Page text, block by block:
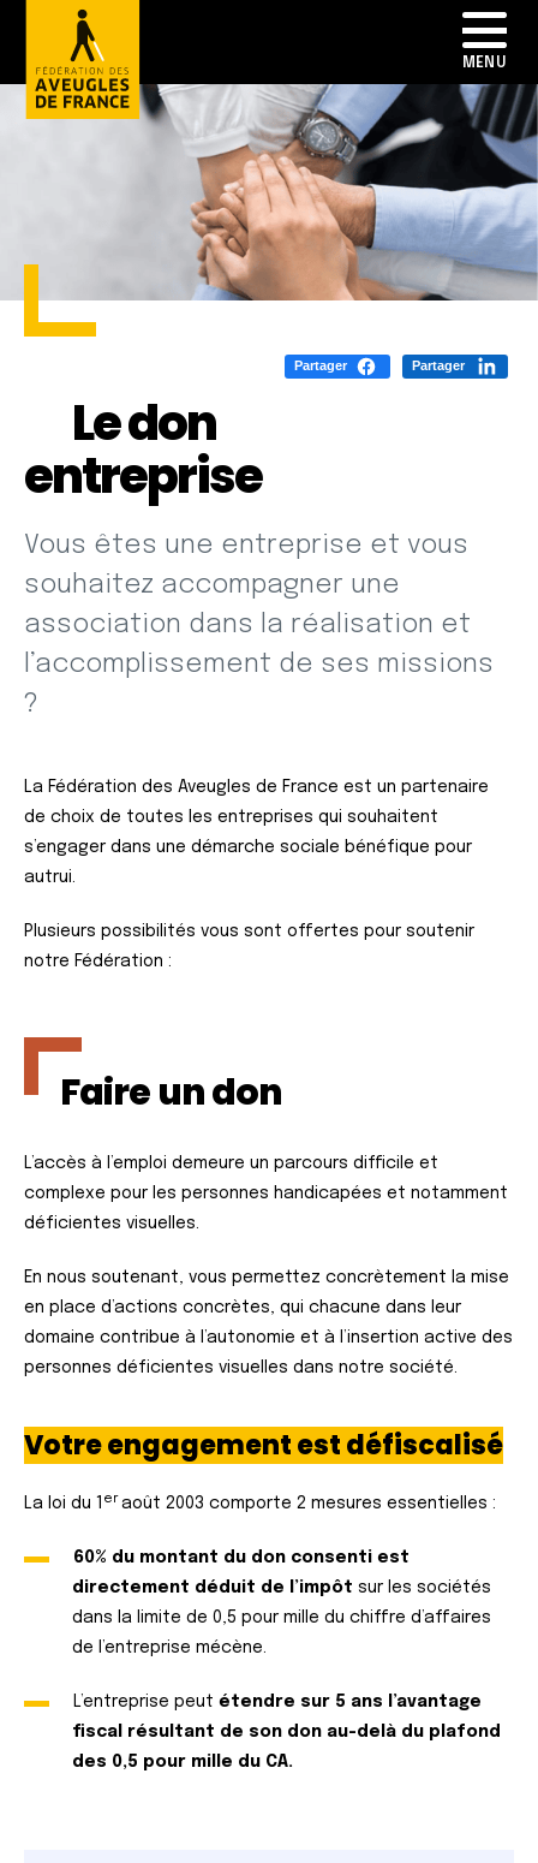
Partager Partager
Le don
entreprise
Vous êtes une entreprise et vous
souhaitez accompagner une
association dans la réalisation et
l’accomplissement de ses missions
?
La Fédération des Aveugles de France est un partenaire
de choix de toutes les entreprises qui souhaitent
s’engager dans une démarche sociale bénéfique pour
autrui.
Plusieurs possibilités vous sont offertes pour soutenir
notre Fédération :
Faire un don
L’accès à l’emploi demeure un parcours difficile et
complexe pour les personnes handicapées et notamment
déficientes visuelles.
En nous soutenant, vous permettez concrètement la mise
en place d’actions concrètes, qui chacune dans leur
domaine contribue à l’autonomie et à l’insertion active des
personnes déficientes visuelles dans notre société.
Votre engagement est défiscalisé
La loi du 1 er août 2003 comporte 2 mesures essentielles :
60% du montant du don consenti est
directement déduit de l’impôt sur les sociétés
dans la limite de 0,5 pour mille du chiffre d’affaires
de l’entreprise mécène.
L’entreprise peut étendre sur 5 ans l’avantage
fiscal résultant de son don au-delà du plafond
des 0,5 pour mille du CA.